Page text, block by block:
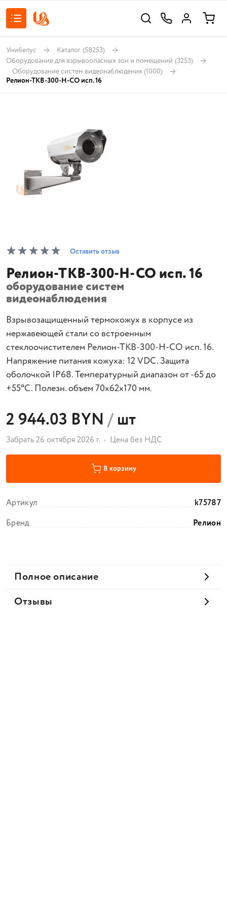
Унибелус Каталог (58253)
Оборудование для взрывоопасных зон и помещений (3253)
Оборудование систем видеонаблюдения (1000)
Релион-ТКВ-300-Н-СО исп. 16
Оставить отзыв
Релион-ТКВ-300-Н-СО исп. 16
оборудование систем
видеонаблюдения
Взрывозащищенный термокожух в корпусе из
нержавеющей стали со встроенным
стеклоочистителем Релион-ТКВ-300-Н-СО исп. 16.
Напряжение питания кожуха: 12 VDC. Защита
оболочкой IP68. Температурный диапазон от -65 до
+55°С. Полезн. объем 70х62х170 мм.
2 944.03 BYN/шт
Забрать 26 октября 2026 г. Цена без НДС
В корзину
Артикул
k75787
Бренд
Релион
Полное описание
Отзывы